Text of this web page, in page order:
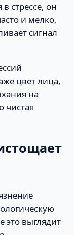
стрессе, он
и мелко,
сигнал
цвет лица,
на
чистая
это выглядит